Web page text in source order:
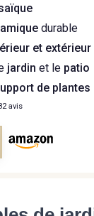
durable
et extérieur
jardin et le patio
de plantes
avis